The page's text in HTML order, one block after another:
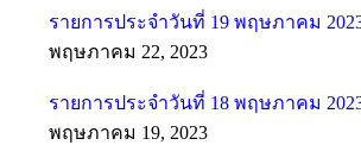
รายการประจำวันที่ 19 พฤษภาคม
พฤษภาคม 22, 2023
รายการประจำวันที่ 18 พฤษภาคม
พฤษภาคม 19, 2023